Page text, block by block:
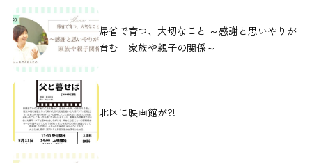
帰省で育つ、大切なこと ～感謝と思いやりが
育む 家族や親子の関係～
北区に映画館が?!